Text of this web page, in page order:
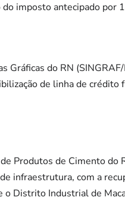
imposto antecipado por
Gráficas do RN
de linha de
Produtos de Cimento do
infraestrutura, com a
Distrito Industrial de